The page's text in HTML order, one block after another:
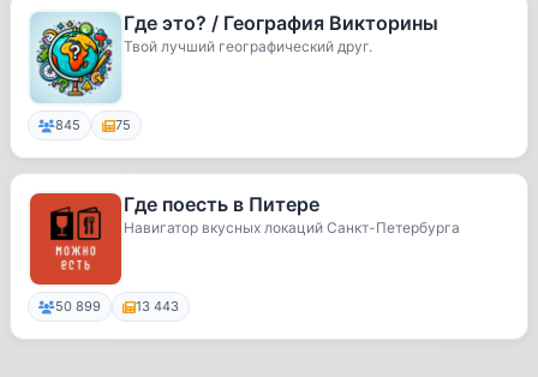
Где это? / География Викторины
Твой лучший географический друг.
845 75
Где поесть в Питере
Навигатор вкусных локаций Санкт-Петербурга
50 899 13 443